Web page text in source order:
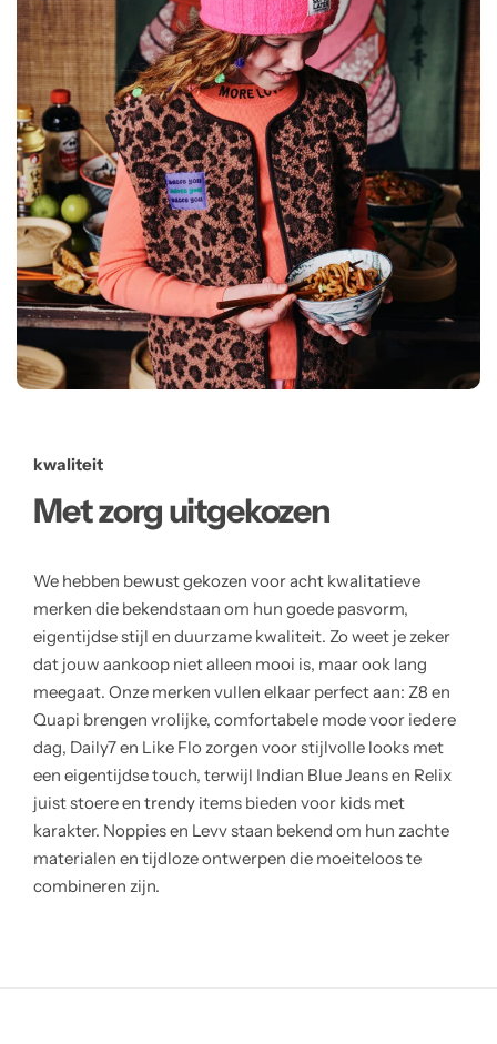
kwaliteit
Met zorg uitgekozen
We hebben bewust gekozen voor acht kwalitatieve
merken die bekendstaan om hun goede pasvorm,
eigentijdse stijl en duurzame kwaliteit. Zo weet je zeker
dat jouw aankoop niet alleen mooi is, maar ook lang
meegaat. Onze merken vullen elkaar perfect aan: Z8 en
Quapi brengen vrolijke, comfortabele mode voor iedere
dag, Daily7 en Like Flo zorgen voor stijlvolle looks met
een eigentijdse touch, terwijl Indian Blue Jeans en Relix
juist stoere en trendy items bieden voor kids met
karakter. Noppies en Levv staan bekend om hun zachte
materialen en tijdloze ontwerpen die moeiteloos te
combineren zijn.